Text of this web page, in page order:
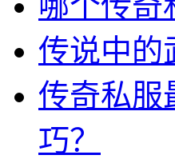
传说中的
传奇私服
巧？